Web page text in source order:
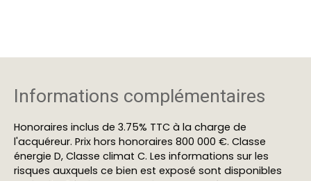
Informations complémentaires
Honoraires inclus de 3.75% TTC à la charge de
l'acquéreur. Prix hors honoraires 800 000 €. Classe
énergie D, Classe climat C. Les informations sur les
risques auxquels ce bien est exposé sont disponibles